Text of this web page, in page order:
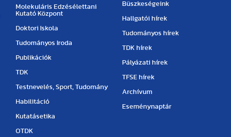
Molekuláris Edzésélettani
Kutató Központ
Doktori Iskola
Tudományos Iroda
Publikációk
TDK
Testnevelés, Sport, Tudomány
Habilitáció
Kutatásetika
OTDK
Büszkeségeink
Hallgatói hírek
Tudományos hírek
TDK hírek
Pályázati hírek
TFSE hírek
Archívum
Eseménynaptár